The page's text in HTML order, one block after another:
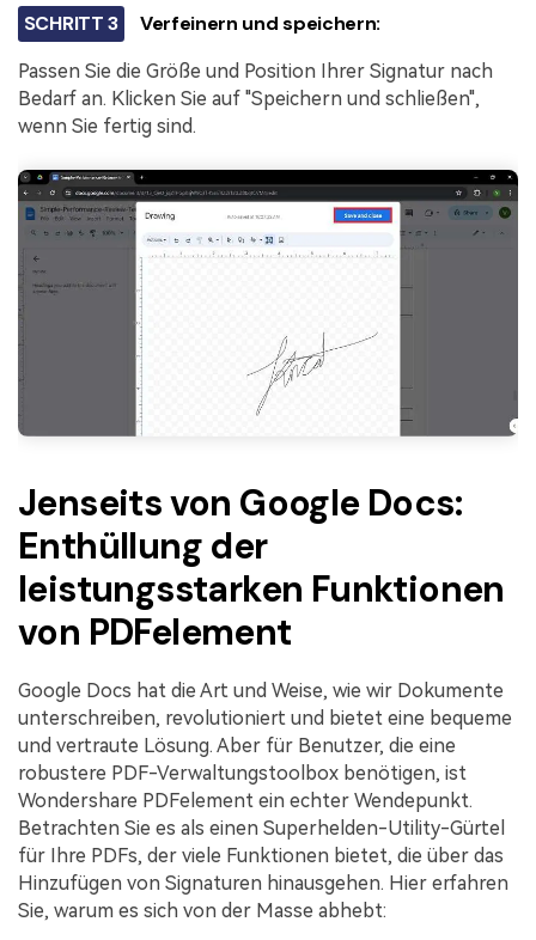
SCHRITT 3 Verfeinern und speichern:
Passen Sie die Größe und Position Ihrer Signatur nach
Bedarf an. Klicken Sie auf "Speichern und schließen",
wenn Sie fertig sind.
Jenseits von Google Docs:
Enthüllung der
leistungsstarken Funktionen
von PDFelement
Google Docs hat die Art und Weise, wie wir Dokumente
unterschreiben, revolutioniert und bietet eine bequeme
und vertraute Lösung. Aber für Benutzer, die eine
robustere PDF-Verwaltungstoolbox benötigen, ist
Wondershare PDFelement ein echter Wendepunkt.
Betrachten Sie es als einen Superhelden-Utility-Gürtel
für Ihre PDFs, der viele Funktionen bietet, die über das
Hinzufügen von Signaturen hinausgehen. Hier erfahren
Sie, warum es sich von der Masse abhebt: